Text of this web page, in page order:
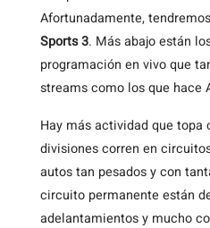
Afortunadamente,
Sports 3. Más abajo están
programación en vivo que
streams como los que hace
Hay más actividad que topa
divisiones corren en
autos tan pesados y con
circuito permanente están
adelantamientos y mucho